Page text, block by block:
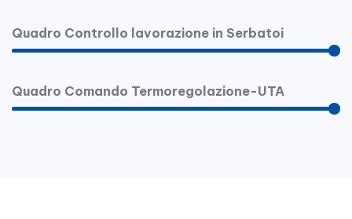
Quadro Controllo lavorazione in Serbatoi
Quadro Comando Termoregolazione-UTA